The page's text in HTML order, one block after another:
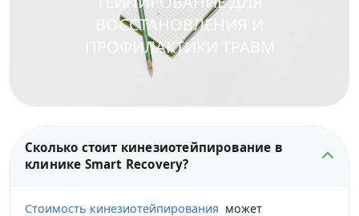
ВОССТАНОВЛЕНИЯ И
ПРОФИЛАКТИКИ ТРАВМ
Сколько стоит кинезиотейпирование в
клинике Smart Recovery?
Стоимость кинезиотейпирования может